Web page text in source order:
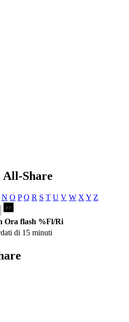
Share
N O P Q R S T U V W X Y Z
Ora flash %Fl/Ri
di 15 minuti